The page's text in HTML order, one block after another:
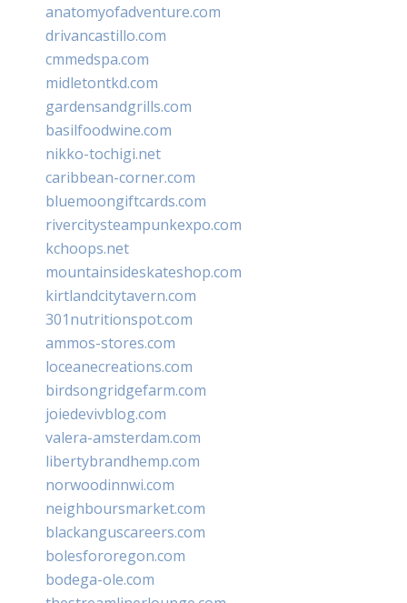
anatomyofadventure.com
drivancastillo.com
cmmedspa.com
midletontkd.com
gardensandgrills.com
basilfoodwine.com
nikko-tochigi.net
caribbean-corner.com
bluemoongiftcards.com
rivercitysteampunkexpo.com
kchoops.net
mountainsideskateshop.com
kirtlandcitytavern.com
301nutritionspot.com
ammos-stores.com
loceanecreations.com
birdsongridgefarm.com
joiedevivblog.com
valera-amsterdam.com
libertybrandhemp.com
norwoodinnwi.com
neighboursmarket.com
blackanguscareers.com
bolesfororegon.com
bodega-ole.com